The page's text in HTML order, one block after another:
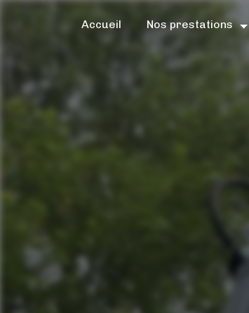
Accueil Nos prestations
Panneau de gestion des cookies